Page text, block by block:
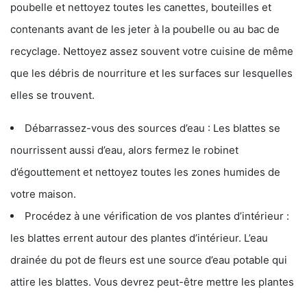
poubelle et nettoyez toutes les canettes, bouteilles et
contenants avant de les jeter à la poubelle ou au bac de
recyclage. Nettoyez assez souvent votre cuisine de même
que les débris de nourriture et les surfaces sur lesquelles
elles se trouvent.
Débarrassez-vous des sources d’eau : Les blattes se
nourrissent aussi d’eau, alors fermez le robinet
d’égouttement et nettoyez toutes les zones humides de
votre maison.
Procédez à une vérification de vos plantes d’intérieur :
les blattes errent autour des plantes d’intérieur. L’eau
drainée du pot de fleurs est une source d’eau potable qui
attire les blattes. Vous devrez peut-être mettre les plantes